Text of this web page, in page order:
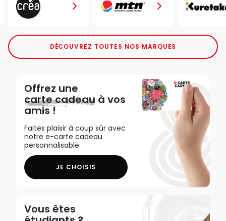
DÉCOUVREZ TOUTES NOS MARQUES
Offrez une
carte cadeau à vos
amis !
Faites plaisir à coup sûr avec
notre e-carte cadeau
personnalisable.
JE CHOISIS
Vous êtes